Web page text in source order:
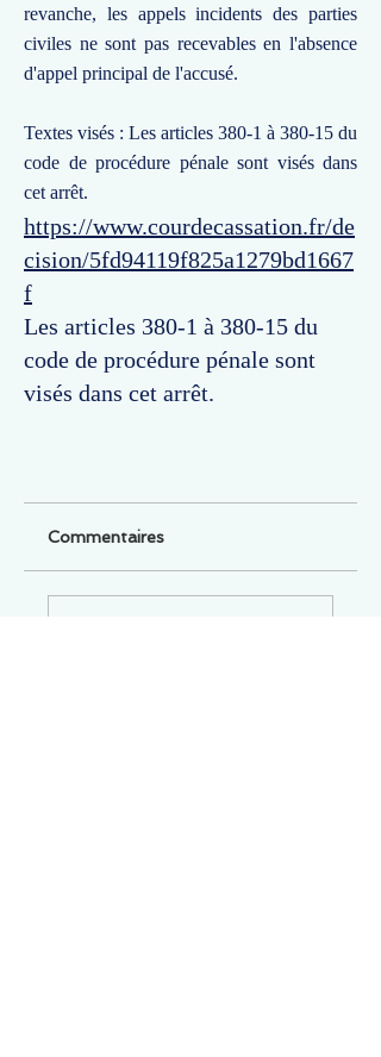
revanche, les appels incidents des parties
civiles ne sont pas recevables en l'absence
d'appel principal de l'accusé.
Textes visés : Les articles 380-1 à 380-15 du
code de procédure pénale sont visés dans
cet arrêt.
https://www.courdecassation.fr/de
cision/5fd94119f825a1279bd1667
f
Les articles 380-1 à 380-15 du
code de procédure pénale sont
visés dans cet arrêt.
Commentaires